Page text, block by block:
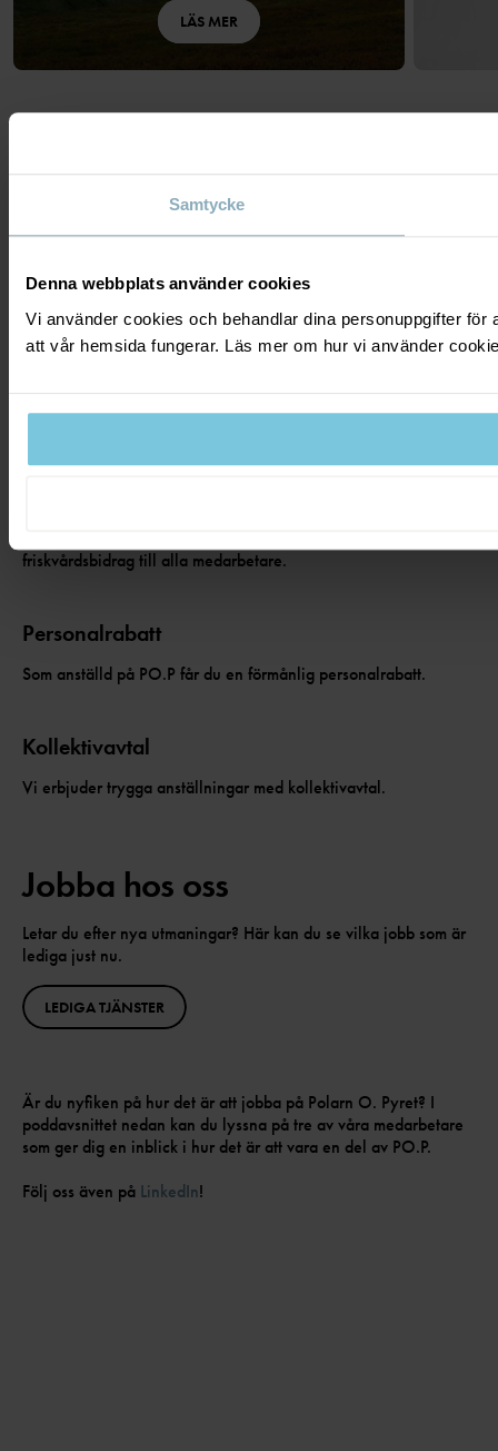
Samtycke
Denna webbplats använder cookies
Vi använder cookies och behandlar dina personuppgifter
att vår hemsida fungerar. Läs mer om hur vi använder
LÄS MER
Vad vi erbjuder
Utöver en avslappnad och inspirerande arbetsplats erbjuder vi
Karriärmöjligheter
friskvårdsbidrag till alla medarbetare.
Personalrabatt
Som anställd på PO.P får du en förmånlig personalrabatt.
Kollektivavtal
Vi erbjuder trygga anställningar med kollektivavtal.
Jobba hos oss
Letar du efter nya utmaningar? Här kan du se vilka jobb som är
lediga just nu.
LEDIGA TJÄNSTER
Är du nyfiken på hur det är att jobba på Polarn O. Pyret? I
poddavsnittet nedan kan du lyssna på tre av våra medarbetare
som ger dig en inblick i hur det är att vara en del av PO.P.
Följ oss även på LinkedIn!